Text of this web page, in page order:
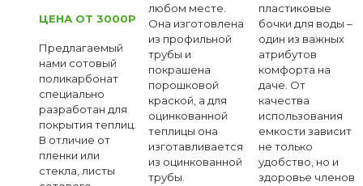
ЦЕНА ОТ 3000Р
Предлагаемый
нами сотовый
поликарбонат
специально
разработан для
покрытия теплиц.
В отличие от
пленки или
стекла, листы
любом месте.
Она изготовлена
из профильной
трубы и
покрашена
порошковой
краской, а для
оцинкованной
теплицы она
изготавливается
из оцинкованной
трубы.
пластиковые
бочки для воды –
один из важных
атрибутов
комфорта на
даче. От
качества
использования
емкости зависит
не только
удобство, но и
здоровье членов